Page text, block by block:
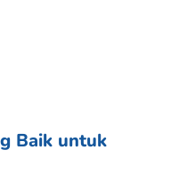
Baik untuk